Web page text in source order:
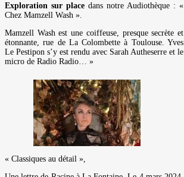
Exploration sur place dans notre Audiothèque : «
Chez Mamzell Wash ».
Mamzell Wash est une coiffeuse, presque secrète et
étonnante, rue de La Colombette à Toulouse. Yves
Le Pestipon s’y est rendu avec Sarah Autheserre et le
micro de Radio Radio… »
« Classiques au détail »,